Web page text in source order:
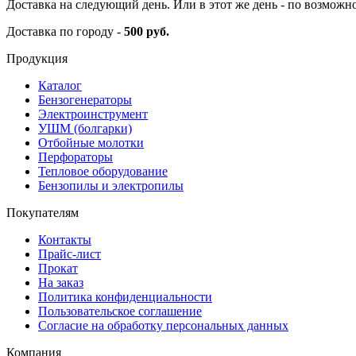
Доставка на следующий день. Или в этот же день - по
Доставка по городу - 500 руб.
Продукция
Каталог
Бензогенераторы
Электроинструмент
УШМ (болгарки)
Отбойные молотки
Перфораторы
Тепловое оборудование
Бензопилы и электропилы
Покупателям
Контакты
Прайс-лист
Прокат
На заказ
Политика конфиденциальности
Пользовательское соглашение
Согласие на обработку персональных данных
Компания